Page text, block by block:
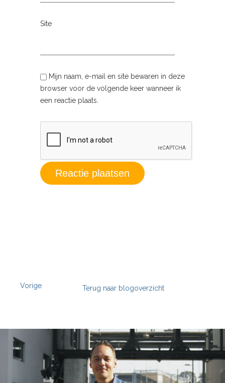
Site
Mijn naam, e-mail en site bewaren in deze
browser voor de volgende keer wanneer ik
een reactie plaats.
Vorige Terug naar blogoverzicht